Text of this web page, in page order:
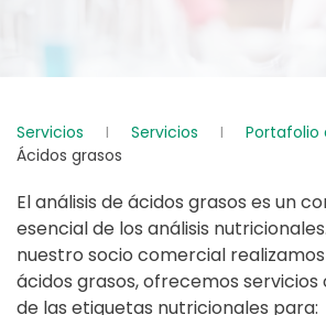
Servicios Servicios
Portafolio
Ácidos grasos
El análisis de ácidos grasos es un
esencial de los análisis
nuestro socio comercial
ácidos grasos, ofrecemos
de las etiquetas nutricionales para: